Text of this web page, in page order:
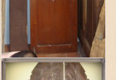
บานประตูไม้สักครึ่งท่อนกระจก